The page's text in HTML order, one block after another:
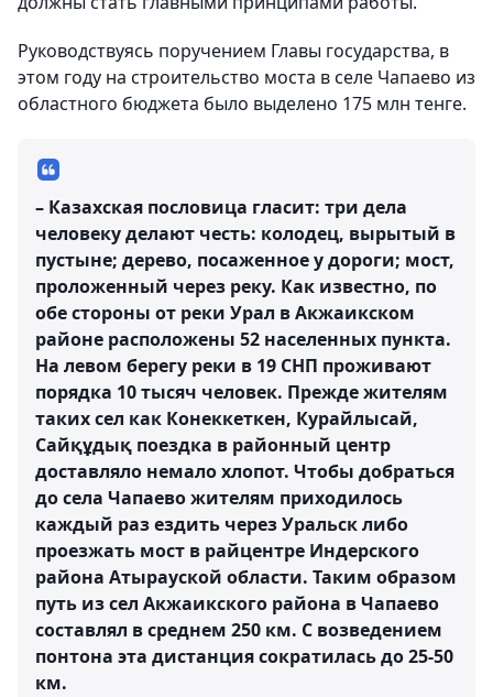
Руководствуясь поручением Главы государства, в
этом году на строительство моста в селе Чапаево из
областного бюджета было выделено 175 млн тенге.
– Казахская пословица гласит: три дела
человеку делают честь: колодец, вырытый в
пустыне; дерево, посаженное у дороги; мост,
проложенный через реку. Как известно, по
обе стороны от реки Урал в Акжаикском
районе расположены 52 населенных пункта.
На левом берегу реки в 19 СНП проживают
порядка 10 тысяч человек. Прежде жителям
таких сел как Конеккеткен, Курайлысай,
Сайқұдық поездка в районный центр
доставляло немало хлопот. Чтобы добраться
до села Чапаево жителям приходилось
каждый раз ездить через Уральск либо
проезжать мост в райцентре Индерского
района Атырауской области. Таким образом
путь из сел Акжаикского района в Чапаево
составлял в среднем 250 км. С возведением
понтона эта дистанция сократилась до 25-50
км.